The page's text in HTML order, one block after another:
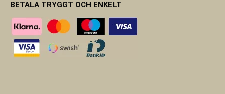
BETALA TRYGGT OCH ENKELT